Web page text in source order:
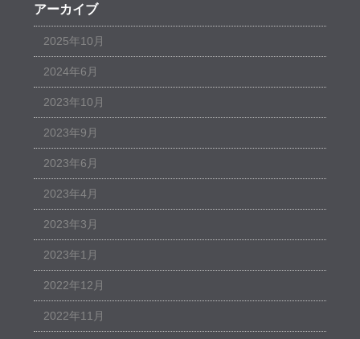
アーカイブ
2025年10月
2024年6月
2023年10月
2023年9月
2023年6月
2023年4月
2023年3月
2023年1月
2022年12月
2022年11月